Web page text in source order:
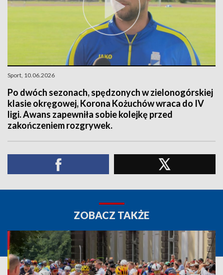
Sport, 10.06.2026
Po dwóch sezonach, spędzonych w zielonogórskiej
klasie okręgowej, Korona Kożuchów wraca do IV
ligi. Awans zapewniła sobie kolejkę przed
zakończeniem rozgrywek.
ZOBACZ TAKŻE